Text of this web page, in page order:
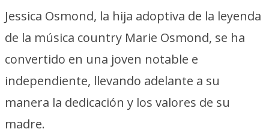
Jessica Osmond, la hija adoptiva de la leyenda
de la música country Marie Osmond, se ha
convertido en una joven notable e
independiente, llevando adelante a su
manera la dedicación y los valores de su
madre.